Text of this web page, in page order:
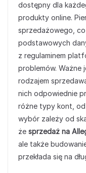
dostępny dla
produkty online.
sprzedażowego,
podstawowych
z regulaminem
problemów. Ważne
rodzajem
nich odpowiednie
różne typy kont,
wybór zależy od
że sprzedaż na
ale także
przekłada się na